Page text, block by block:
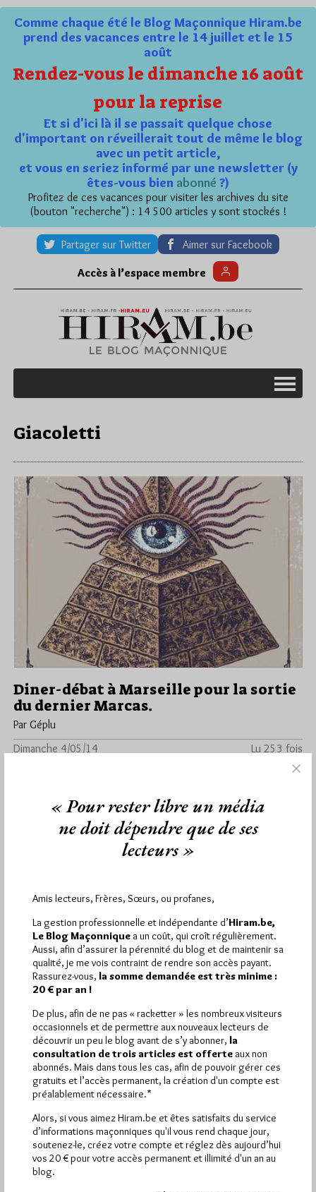
Comme chaque été le Blog Maçonnique Hiram.be
prend des vacances entre le 14 juillet et le 15
août
Rendez-vous le dimanche 16 août
pour la reprise
Et si d'ici là il se passait quelque chose
d'important on réveillerait tout de même le blog
avec un petit article,
et vous en seriez informé par une newsletter (y
êtes-vous bien abonné ?)
Profitez de ces vacances pour visiter les archives du site
(bouton "recherche") : 14 500 articles y sont stockés !
Partager sur Twitter Aimer sur Facebook
Accès à l’espace membre
Giacoletti
Diner-débat à Marseille pour la sortie
du dernier Marcas.
Par Géplu
Dimanche 4/05/14
Lu 253 fois
Le diner-débat organisé par l'I-M-F, section Provence autour de
Manifestations 0 commentaire
visiteset 2 502 pages ont été lues (Source :
Pirsch.io)
Plus d’informations
Abonnement aux Newsletters - RSS
« Pour rester libre un média
ne doit dépendre que de ses
lecteurs »
Amis lecteurs, Frères, Sœurs, ou profanes,
La gestion professionnelle et indépendante d’Hiram.be,
Le Blog Maçonnique a un coût, qui croît régulièrement.
Aussi, afin d’assurer la pérennité du blog et de maintenir sa
qualité, je me vois contraint de rendre son accès payant.
Rassurez-vous, la somme demandée est très minime :
20 € par an !
De plus, afin de ne pas « racketter » les nombreux visiteurs
occasionnels et de permettre aux nouveaux lecteurs de
découvrir un peu le blog avant de s’y abonner, la
consultation de trois articles est offerte aux non
abonnés. Mais dans tous les cas, afin de pouvoir gérer ces
gratuits et l’accès permanent, la création d'un compte est
préalablement nécessaire.*
Alors, si vous aimez Hiram.be et êtes satisfaits du service
d’informations maçonniques qu'il vous rend chaque jour,
soutenez-le, créez votre compte et réglez dès aujourd’hui
vos 20 € pour votre accès permanent et illimité d'un an au
blog.